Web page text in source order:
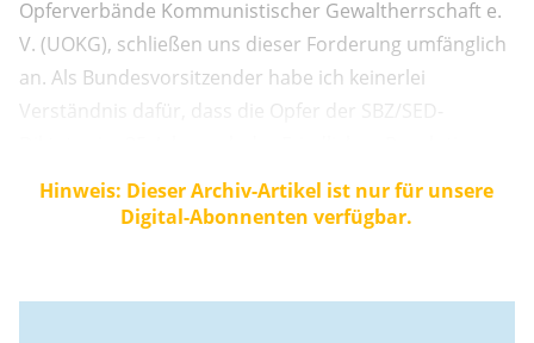
Opferverbände Kommunistischer Gewaltherrschaft e.
V. (UOKG), schließen uns dieser Forderung umfänglich
an. Als Bundesvorsitzender habe ich keinerlei
Verständnis dafür, dass die Opfer der SBZ/SED-
ausgegrenzt werden und das Thema kein Interesse
findet. Der Gesetzgeber sollte sich endlich um die
Hinweis: Dieser Archiv-Artikel ist nur für unsere
Digital-Abonnenten verfügbar.